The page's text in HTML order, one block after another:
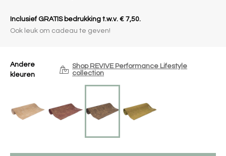
Inclusief GRATIS bedrukking t.w.v. € 7,50.
Ook leuk om cadeau te geven!
Andere
kleuren
Shop REVIVE Performance Lifestyle
collection